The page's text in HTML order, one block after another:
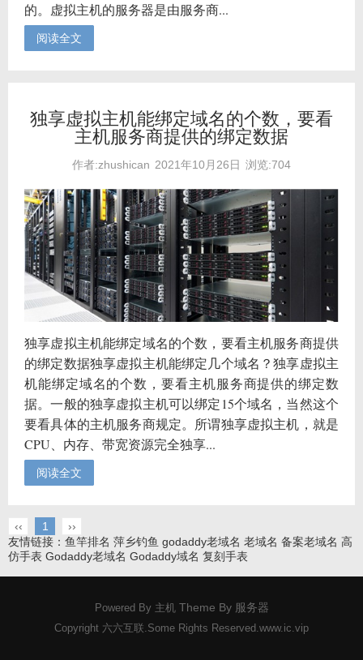
的。虚拟主机的服务器是由服务商...
阅读全文
独享虚拟主机能绑定域名的个数，要看
主机服务商提供的绑定数据
作者:zhushican 2021年10月26日 浏览:704
独享虚拟主机能绑定域名的个数，要看主机服务商提供
的绑定数据独享虚拟主机能绑定几个域名？独享虚拟主
机能绑定域名的个数，要看主机服务商提供的绑定数
据。一般的独享虚拟主机可以绑定15个域名，当然这个
要看具体的主机服务商规定。所谓独享虚拟主机，就是
CPU、内存、带宽资源完全独享...
阅读全文
‹‹ 1
››
友情链接： 鱼竿排名 萍乡钓鱼 godaddy老域名 老域名 备案老域名 高
仿手表 Godaddy老域名 Godaddy域名 复刻手表
Powered By 主机Theme By 服务器
Copyright 六六互联.Some Rights Reserved.www.ic.vip